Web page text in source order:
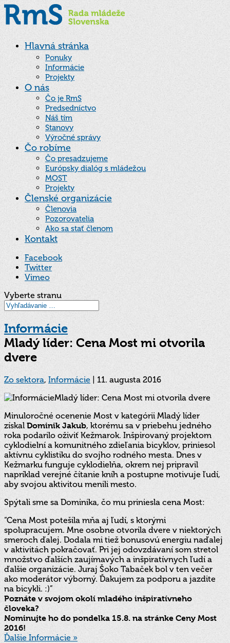
Hlavná stránka
Ponuky
Informácie
Projekty
O nás
Čo je RmS
Predsedníctvo
Náš tím
Stanovy
Výročné správy
Čo robíme
Čo presadzujeme
Európsky dialóg s mládežou
MOST
Projekty
Členské organizácie
Členovia
Pozorovatelia
Ako sa stať členom
Kontakt
Facebook
Twitter
Vimeo
Vyberte stranu
Informácie
Mladý líder: Cena Most mi otvorila
dvere
Zo sektora,Informácie|11. augusta 2016
Minuloročné ocenenie Most v kategórii Mladý líder
získalDominik Jakub, ktorému sa v priebehu jedného
roka podarilo oživiť Kežmarok. Inšpirovaný projektom
cyklodielní a komunitného zdieľania bicyklov, priniesol
aktívnu cyklistiku do svojho rodného mesta. Dnes v
Kežmarku funguje cyklodielňa, okrem nej pripravil
napríklad verejné čítanie kníh a postupne motivuje ľudí,
aby svojou aktivitou menili mesto.
Spýtali sme sa Dominika, čo mu priniesla cena Most:
“Cena Most potešila mňa aj ľudí, s ktorými
spolupracujem. Mne osobne otvorila dvere v niektorých
smeroch ďalej. Dodala mi tiež bonusovú energiu naďalej
v aktivitách pokračovať. Pri jej odovzdávaní som stretol
množstvo ďalších zaujímavých a inšpiratívnych ľudí a
ďalšie organizácie. Juraj Šoko Tabaček bol v ten večer
ako moderátor výborný. Ďakujem za podporu a jazdite
na bicykli. :)”
Poznáte v svojom okolí mladého inšpiratívneho
človeka?
Nominujte ho do pondelka 15.8. na stránke Ceny Most
2016!
Ďalšie Informácie »